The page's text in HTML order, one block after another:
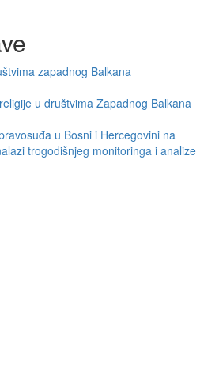
zapadnog Balkana
u društvima Zapadnog Balkana
u Bosni i Hercegovini na
trogodišnjeg monitoringa i analize